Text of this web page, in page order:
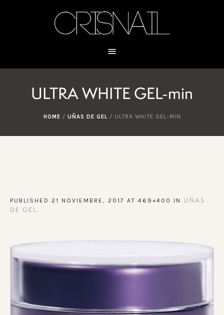
ULTRA WHITE GEL-min
HOME / UÑAS DE GEL / ULTRA WHITE GEL-MIN
PUBLISHED 21 NOVIEMBRE, 2017 AT 469×400 IN
UÑAS
DE GEL.